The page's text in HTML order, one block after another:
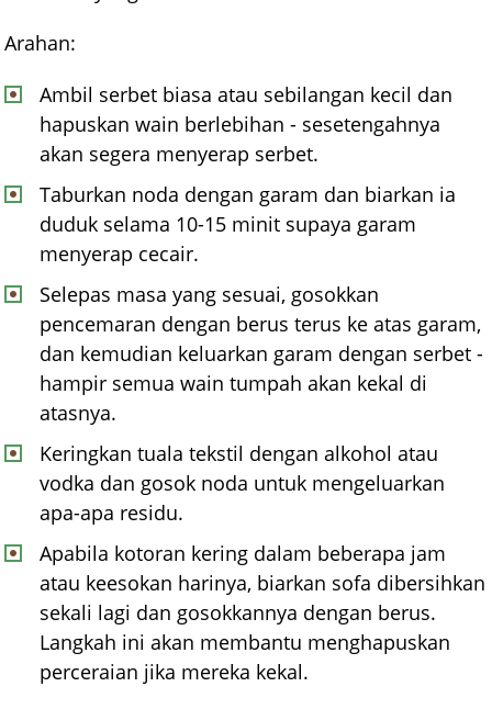
Arahan:
Ambil serbet biasa atau sebilangan kecil dan
hapuskan wain berlebihan - sesetengahnya
akan segera menyerap serbet.
Taburkan noda dengan garam dan biarkan ia
duduk selama 10-15 minit supaya garam
menyerap cecair.
Selepas masa yang sesuai, gosokkan
pencemaran dengan berus terus ke atas garam,
dan kemudian keluarkan garam dengan serbet -
hampir semua wain tumpah akan kekal di
atasnya.
Keringkan tuala tekstil dengan alkohol atau
vodka dan gosok noda untuk mengeluarkan
apa-apa residu.
Apabila kotoran kering dalam beberapa jam
atau keesokan harinya, biarkan sofa dibersihkan
sekali lagi dan gosokkannya dengan berus.
Langkah ini akan membantu menghapuskan
perceraian jika mereka kekal.